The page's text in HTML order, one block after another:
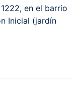
en el barrio
Inicial (jardín